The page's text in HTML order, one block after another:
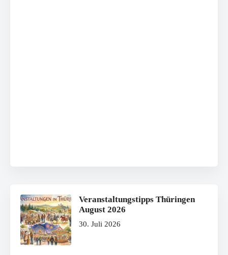
Veranstaltungstipps Thüringen
August 2026
30. Juli 2026